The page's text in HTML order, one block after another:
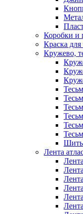
Коробки и
Краска для
Кружево,
Лента